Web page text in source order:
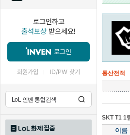
로그인하고
출석보상 받으세요!
로그인
회원가입 ID/PW 찾기
LoL 화제 집중
통산전적
SKT T1 1
이름